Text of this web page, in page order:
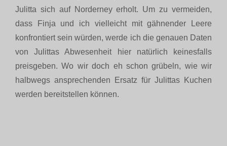
Julitta sich auf Norderney erholt. Um zu vermeiden,
dass Finja und ich vielleicht mit gähnender Leere
konfrontiert sein würden, werde ich die genauen Daten
von Julittas Abwesenheit hier natürlich keinesfalls
preisgeben. Wo wir doch eh schon grübeln, wie wir
halbwegs ansprechenden Ersatz für Julittas Kuchen
werden bereitstellen können.